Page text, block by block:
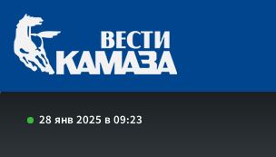
28 янв 2025 в 09:23